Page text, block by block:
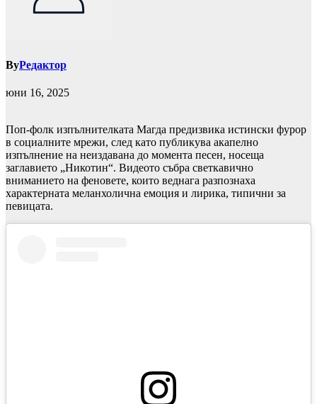
ByРедактор
юни 16, 2025
Поп-фолк изпълнителката Магда предизвика истински фурор
в социалните мрежи, след като публикува акапелно
изпълнение на неиздавана до момента песен, носеща
заглавието „Никотин“. Видеото събра светкавично
вниманието на феновете, които веднага разпознаха
характерната меланхолична емоция и лирика, типични за
певицата.